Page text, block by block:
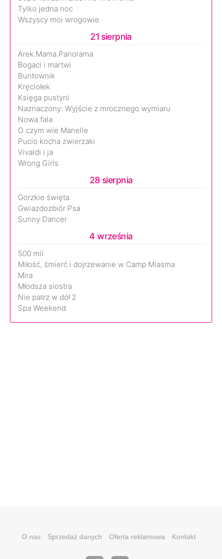
Tylko jedna noc
Wszyscy moi wrogowie
21 sierpnia
Arek.Mama.Panorama
Bogaci i martwi
Buntownik
Kręciołek
Księga pustyni
Naznaczony: Wyjście z mrocznego wymiaru
Nowa fala
O czym wie Marielle
Pucio kocha zwierzaki
Vivaldi i ja
Wrong Girls
28 sierpnia
Gorzkie święta
Gwiazdozbiór Psa
Sunny Dancer
4 września
500 mil
Miłość, śmierć i dojrzewanie w Camp Miasma
Mira
Młodsza siostra
Nie patrz w dół 2
Spa Weekend
O nas Sprzedaż danych Oferta reklamowa Kontakt